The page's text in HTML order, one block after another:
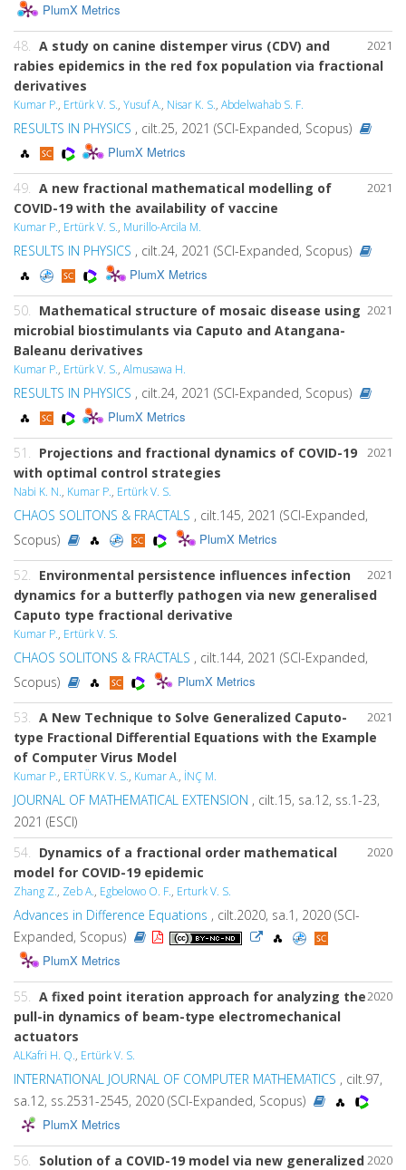
PlumX Metrics
2021
48.
A study on canine distemper virus (CDV) and
rabies epidemics in the red fox population via fractional
derivatives
Kumar P., Ertürk V. S., Yusuf A., Nisar K. S., Abdelwahab S. F.
RESULTS IN PHYSICS , cilt.25, 2021 (SCI-Expanded, Scopus)
PlumX Metrics
2021
49.
A new fractional mathematical modelling of
COVID-19 with the availability of vaccine
Kumar P., Ertürk V. S., Murillo-Arcila M.
RESULTS IN PHYSICS , cilt.24, 2021 (SCI-Expanded, Scopus)
PlumX Metrics
2021
50.
Mathematical structure of mosaic disease using
microbial biostimulants via Caputo and Atangana-
Baleanu derivatives
Kumar P., Ertürk V. S., Almusawa H.
RESULTS IN PHYSICS , cilt.24, 2021 (SCI-Expanded, Scopus)
PlumX Metrics
2021
51.
Projections and fractional dynamics of COVID-19
with optimal control strategies
Nabi K. N., Kumar P., Ertürk V. S.
CHAOS SOLITONS & FRACTALS , cilt.145, 2021 (SCI-Expanded,
Scopus)
PlumX Metrics
2021
52.
Environmental persistence influences infection
dynamics for a butterfly pathogen via new generalised
Caputo type fractional derivative
Kumar P., Ertürk V. S.
CHAOS SOLITONS & FRACTALS , cilt.144, 2021 (SCI-Expanded,
Scopus)
PlumX Metrics
2021
53.
A New Technique to Solve Generalized Caputo-
type Fractional Differential Equations with the Example
of Computer Virus Model
Kumar P., ERTÜRK V. S., Kumar A., İNÇ M.
JOURNAL OF MATHEMATICAL EXTENSION , cilt.15, sa.12, ss.1-23,
2021 (ESCI)
2020
54.
Dynamics of a fractional order mathematical
model for COVID-19 epidemic
Zhang Z., Zeb A., Egbelowo O. F., Erturk V. S.
Advances in Difference Equations , cilt.2020, sa.1, 2020 (SCI-
Expanded, Scopus)
PlumX Metrics
2020
55.
A fixed point iteration approach for analyzing the
pull-in dynamics of beam-type electromechanical
actuators
ALKafri H. Q., Ertürk V. S.
INTERNATIONAL JOURNAL OF COMPUTER MATHEMATICS , cilt.97,
sa.12, ss.2531-2545, 2020 (SCI-Expanded, Scopus)
PlumX Metrics
2020
56.
Solution of a COVID-19 model via new generalized